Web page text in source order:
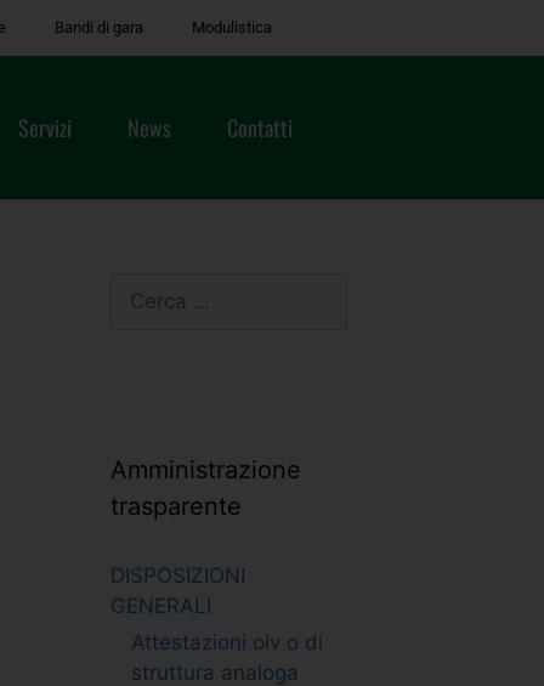
Bandi di gara Modulistica
Servizi News Contatti
Amministrazione
trasparente
DISPOSIZIONI
GENERALI
Attestazioni oiv o di
struttura analoga